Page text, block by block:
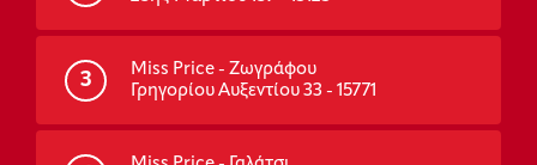
3
Miss Price - Ζωγράφου
Γρηγορίου Αυξεντίου 33 - 15771